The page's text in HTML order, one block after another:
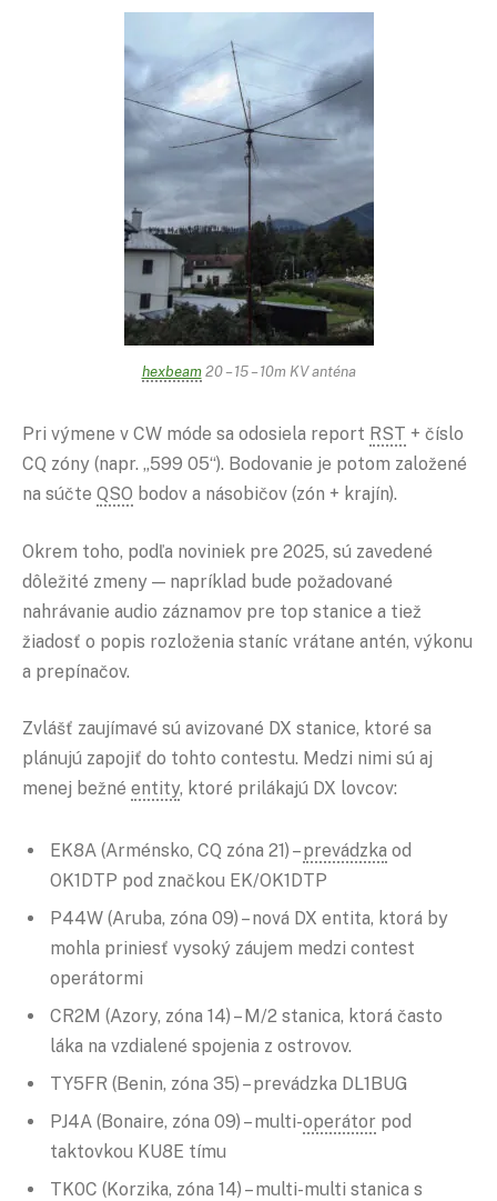
hexbeam20 – 15 – 10m KV anténa
Pri výmene v CW móde sa odosiela report RST + číslo
CQ zóny (napr. „599 05“). Bodovanie je potom založené
na súčte QSO bodov a násobičov (zón + krajín).
Okrem toho, podľa noviniek pre 2025, sú zavedené
dôležité zmeny — napríklad bude požadované
nahrávanie audio záznamov pre top stanice a tiež
žiadosť o popis rozloženia staníc vrátane antén, výkonu
a prepínačov.
Zvlášť zaujímavé sú avizované DX stanice, ktoré sa
plánujú zapojiť do tohto contestu. Medzi nimi sú aj
menej bežné entity, ktoré prilákajú DX lovcov:
EK8A (Arménsko, CQ zóna 21) –prevádzka od
OK1DTP pod značkou EK/OK1DTP
P44W (Aruba, zóna 09) – nová DX entita, ktorá by
mohla priniesť vysoký záujem medzi contest
operátormi
CR2M (Azory, zóna 14) – M/2 stanica, ktorá často
láka na vzdialené spojenia z ostrovov.
TY5FR (Benin, zóna 35) – prevádzka DL1BUG
PJ4A (Bonaire, zóna 09) – multi-operátor pod
taktovkou KU8E tímu
TK0C (Korzika, zóna 14) – multi-multi stanica s